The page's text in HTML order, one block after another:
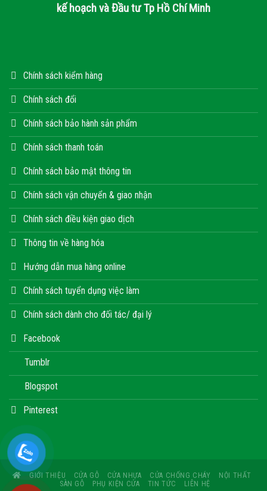
kế hoạch và Đầu tư Tp Hồ Chí Minh
Chính sách kiểm hàng
Chính sách đổi
Chính sách bảo hành sản phẩm
Chính sách thanh toán
Chính sách bảo mật thông tin
Chính sách vận chuyển & giao nhận
Chính sách điều kiện giao dịch
Thông tin về hàng hóa
Hướng dẫn mua hàng online
Chính sách tuyển dụng việc làm
Chính sách dành cho đối tác/ đại lý
Facebook
Tumblr
Blogspot
Pinterest
GIỚI THIỆU CỬA GỖ CỬA NHỰA CỬA CHỐNG CHÁY
NỘI THẤT
SÀN GỖ
PHỤ KIỆN CỬA TIN TỨC LIÊN HỆ